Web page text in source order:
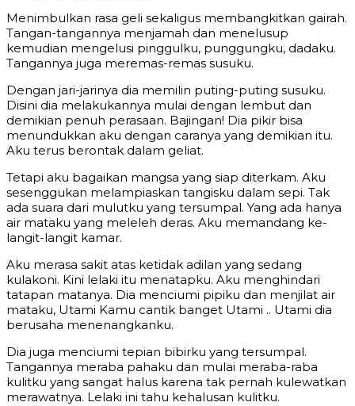
Menimbulkan rasa geli sekaligus membangkitkan gairah.
Tangan-tangannya menjamah dan menelusup
kemudian mengelusi pinggulku, punggungku, dadaku.
Tangannya juga meremas-remas susuku.
Dengan jari-jarinya dia memilin puting-puting susuku.
Disini dia melakukannya mulai dengan lembut dan
demikian penuh perasaan. Bajingan! Dia pikir bisa
menundukkan aku dengan caranya yang demikian itu.
Aku terus berontak dalam geliat.
Tetapi aku bagaikan mangsa yang siap diterkam. Aku
sesenggukan melampiaskan tangisku dalam sepi. Tak
ada suara dari mulutku yang tersumpal. Yang ada hanya
air mataku yang meleleh deras. Aku memandang ke-
langit-langit kamar.
Aku merasa sakit atas ketidak adilan yang sedang
kulakoni. Kini lelaki itu menatapku. Aku menghindari
tatapan matanya. Dia menciumi pipiku dan menjilat air
mataku, Utami Kamu cantik banget Utami .. Utami dia
berusaha menenangkanku.
Dia juga menciumi tepian bibirku yang tersumpal.
Tangannya meraba pahaku dan mulai meraba-raba
kulitku yang sangat halus karena tak pernah kulewatkan
merawatnya. Lelaki ini tahu kehalusan kulitku.